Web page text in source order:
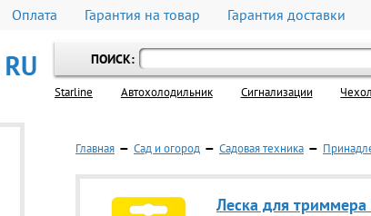
Оплата Гарантия на товар Гарантия доставки
ПОИСК:
Starline Автохолодильник Cигнализации
Главная — Сад и огород — Садовая техника —
Леска для триммера